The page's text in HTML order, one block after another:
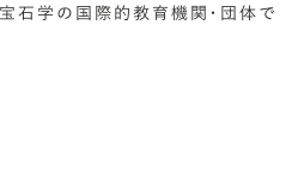
石学の国際的教育機関・団体で